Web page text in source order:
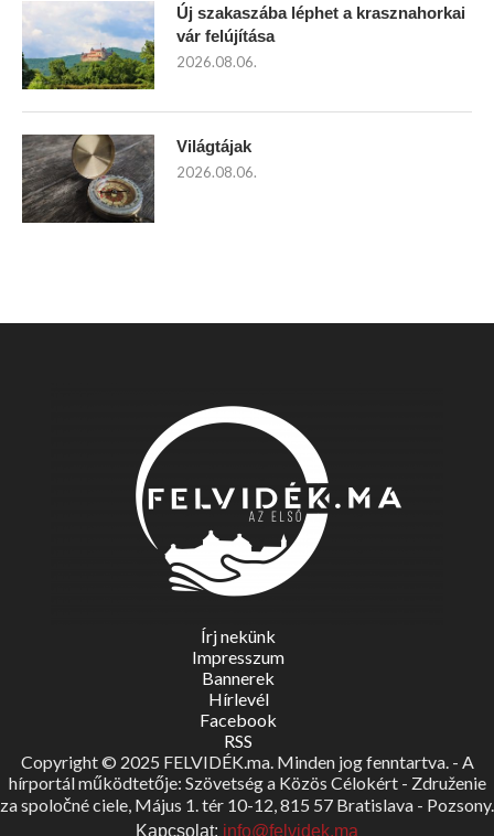
Új szakaszába léphet a krasznahorkai
vár felújítása
2026.08.06.
Világtájak
2026.08.06.
Írj nekünk
Impresszum
Bannerek
Hírlevél
Facebook
RSS
Copyright © 2025 FELVIDÉK.ma. Minden jog fenntartva. - A
hírportál működtetője: Szövetség a Közös Célokért - Združenie
za spoločné ciele, Május 1. tér 10-12, 815 57 Bratislava - Pozsony.
Kapcsolat: info@felvidek.ma